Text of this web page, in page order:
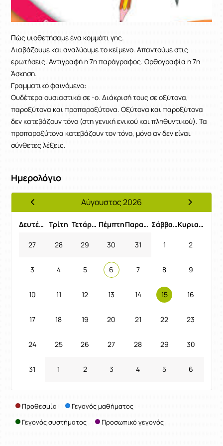
Πώς υιοθετήσαμε ένα κομμάτι γης.
Διαβάζουμε και αναλύουμε το κείμενο. Απαντούμε στις
ερωτήσεις. Αντιγραφή η 7η παράγραφος. Ορθογραφία η 7η
Άσκηση.
Γραμματικό φαινόμενο:
Ουδέτερα ουσιαστικά σε -ο. Διάκρισή τους σε οξύτονα,
παροξύτονα και προπαροξύτονα. Οξύτονα και παροξύτονα
δεν κατεβάζουν τόνο (στη γενική ενικού και πληθυντικού). Τα
προπαροξύτονα κατεβάζουν τον τόνο, μόνο αν δεν είναι
σύνθετες λέξεις.
Ημερολόγιο
Προηγούμενος ΜήναςΑύγουστος 2026
Επόμενος
Δευτέρα Τρίτη Τετάρτη Πέμπτη Παρασκευή Σάββατο Κυριακή
27 28 29 30 31 1 2
3 4 5 6 7 8 9
10 11 12 13 14 15 16
17 18 19 20 21 22 23
24 25 26 27 28 29 30
31 1 2 3 4 5 6
Προθεσμία
Γεγονός μαθήματος
Γεγονός συστήματος
Προσωπικό γεγονός